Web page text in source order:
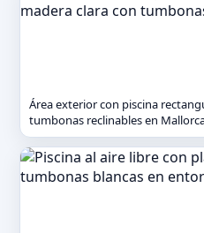
Área exterior con piscina
tumbonas reclinables en